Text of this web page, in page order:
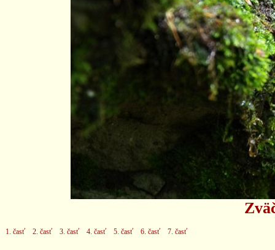
1. časť 2. časť 3. časť 4. časť 5. časť 6. časť 7. časť